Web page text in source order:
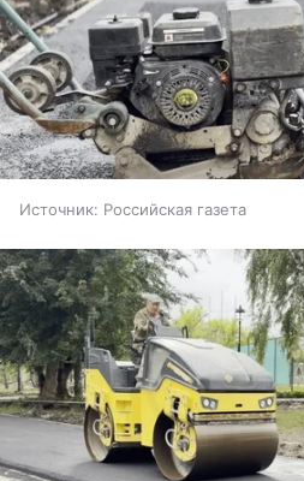
Источник: Российская газета